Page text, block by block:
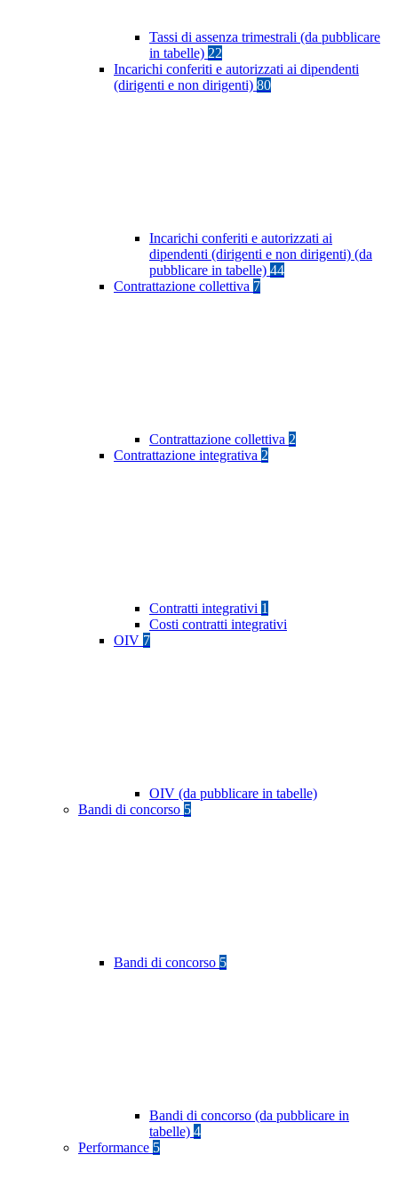
Tassi di assenza trimestrali (da pubblicare
in tabelle) 22
Incarichi conferiti e autorizzati ai dipendenti
(dirigenti e non dirigenti) 80
Incarichi conferiti e autorizzati ai
dipendenti (dirigenti e non dirigenti) (da
pubblicare in tabelle) 44
Contrattazione collettiva 7
Contrattazione collettiva 2
Contrattazione integrativa 2
Contratti integrativi 1
Costi contratti integrativi
OIV 7
OIV (da pubblicare in tabelle)
Bandi di concorso 5
Bandi di concorso 5
Bandi di concorso (da pubblicare in
tabelle) 4
Performance 5